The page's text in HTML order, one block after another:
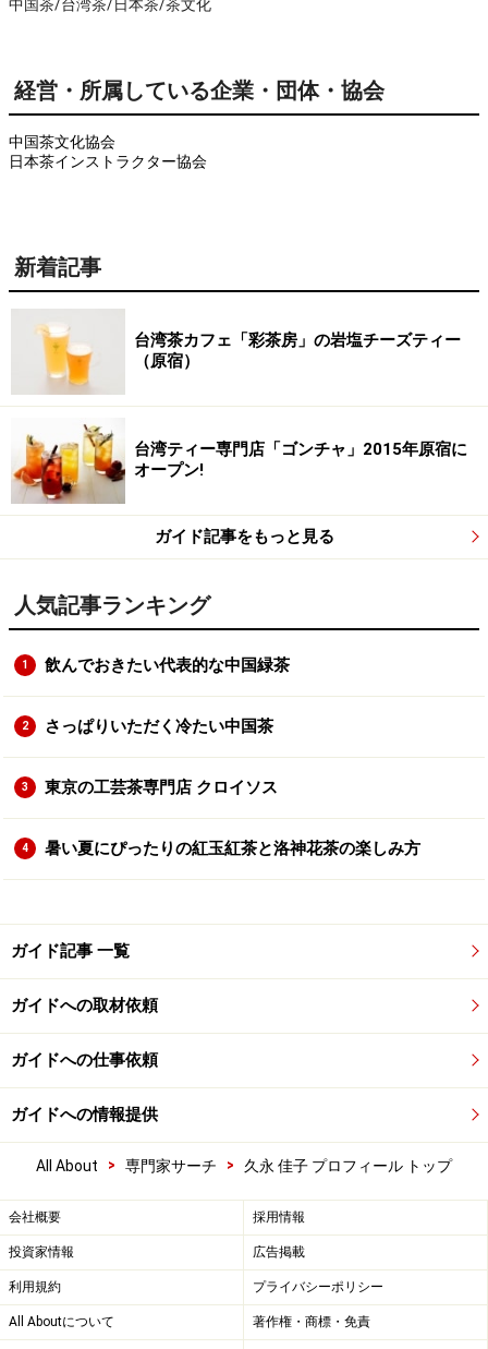
中国茶/台湾茶/日本茶/茶文化
経営・所属している企業・団体・協会
中国茶文化協会
日本茶インストラクター協会
新着記事
台湾茶カフェ「彩茶房」の岩塩チーズティー
（原宿）
台湾ティー専門店「ゴンチャ」2015年原宿に
オープン!
ガイド記事をもっと見る
人気記事ランキング
1 飲んでおきたい代表的な中国緑茶
2 さっぱりいただく冷たい中国茶
3 東京の工芸茶専門店 クロイソス
4 暑い夏にぴったりの紅玉紅茶と洛神花茶の楽しみ方
ガイド記事 一覧
ガイドへの取材依頼
ガイドへの仕事依頼
ガイドへの情報提供
All About > 専門家サーチ > 久永 佳子 プロフィール トップ
会社概要 採用情報
投資家情報 広告掲載
利用規約 プライバシーポリシー
All Aboutについて 著作権・商標・免責